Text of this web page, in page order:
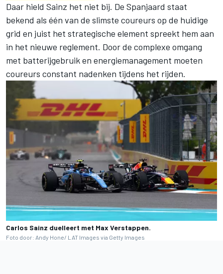
Daar hield Sainz het niet bij. De Spanjaard staat
bekend als één van de slimste coureurs op de huidige
grid en juist het strategische element spreekt hem aan
in het nieuwe reglement. Door de complexe omgang
met batterijgebruik en energiemanagement moeten
coureurs constant nadenken tijdens het rijden.
Carlos Sainz duelleert met Max Verstappen.
Foto door: Andy Hone/ LAT Images via Getty Images